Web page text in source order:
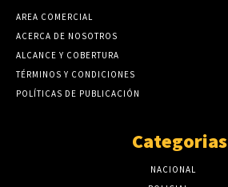
AREA COMERCIAL
ACERCA DE NOSOTROS
ALCANCE Y COBERTURA
TÉRMINOS Y CONDICIONES
POLÍTICAS DE PUBLICACIÓN
Categorias
NACIONAL